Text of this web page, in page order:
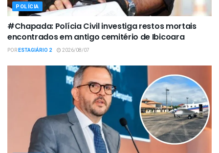
POLÍCIA
#Chapada: Polícia Civil investiga restos mortais
encontrados em antigo cemitério de Ibicoara
PORESTAGIÁRIO 2 2026/08/07